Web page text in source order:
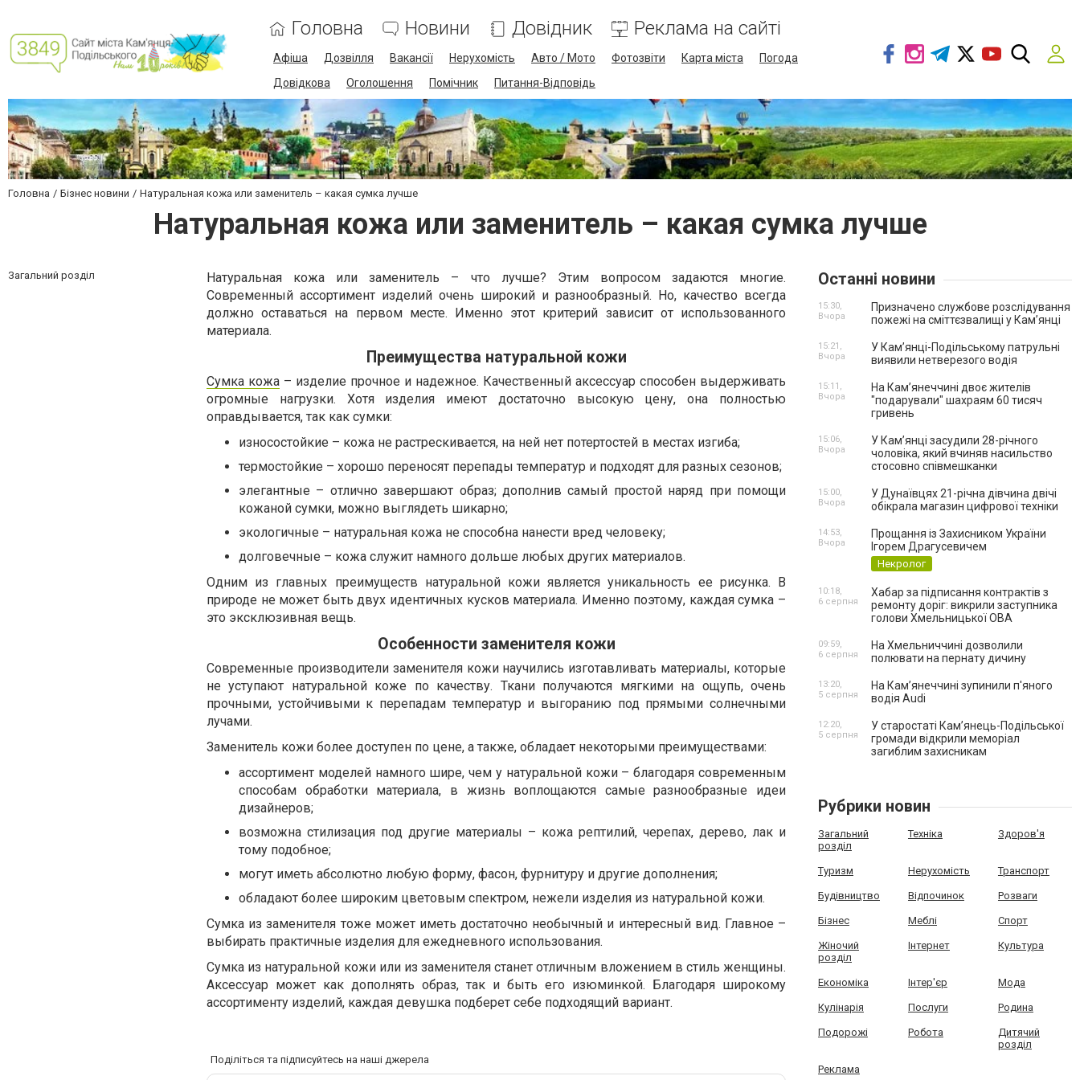
Головна Новини Довідник Реклама на сайті
Афіша Дозвілля Вакансії Нерухомість Авто / Мото Фотозвіти Карта міста
Погода
Довідкова
Оголошення Помічник Питання-Відповідь
Головна Бізнес новини Натуральная кожа или заменитель – какая сумка лучше
Натуральная кожа или заменитель – какая сумка лучше
Загальний розділ
Натуральная кожа или заменитель – что лучше? Этим вопросом задаются многие.
Современный ассортимент изделий очень широкий и разнообразный. Но, качество всегда
должно оставаться на первом месте. Именно этот критерий зависит от использованного
материала.
Преимущества натуральной кожи
Сумка кожа – изделие прочное и надежное. Качественный аксессуар способен выдерживать
огромные нагрузки. Хотя изделия имеют достаточно высокую цену, она полностью
оправдывается, так как сумки:
износостойкие – кожа не растрескивается, на ней нет потертостей в местах изгиба;
термостойкие – хорошо переносят перепады температур и подходят для разных сезонов;
элегантные – отлично завершают образ; дополнив самый простой наряд при помощи
кожаной сумки, можно выглядеть шикарно;
экологичные – натуральная кожа не способна нанести вред человеку;
долговечные – кожа служит намного дольше любых других материалов.
Одним из главных преимуществ натуральной кожи является уникальность ее рисунка. В
природе не может быть двух идентичных кусков материала. Именно поэтому, каждая сумка –
это эксклюзивная вещь.
Особенности заменителя кожи
Современные производители заменителя кожи научились изготавливать материалы, которые
не уступают натуральной коже по качеству. Ткани получаются мягкими на ощупь, очень
прочными, устойчивыми к перепадам температур и выгоранию под прямыми солнечными
лучами.
Заменитель кожи более доступен по цене, а также, обладает некоторыми преимуществами:
ассортимент моделей намного шире, чем у натуральной кожи – благодаря современным
способам обработки материала, в жизнь воплощаются самые разнообразные идеи
дизайнеров;
возможна стилизация под другие материалы – кожа рептилий, черепах, дерево, лак и
тому подобное;
могут иметь абсолютно любую форму, фасон, фурнитуру и другие дополнения;
обладают более широким цветовым спектром, нежели изделия из натуральной кожи.
Сумка из заменителя тоже может иметь достаточно необычный и интересный вид. Главное –
выбирать практичные изделия для ежедневного использования.
Сумка из натуральной кожи или из заменителя станет отличным вложением в стиль женщины.
Аксессуар может как дополнять образ, так и быть его изюминкой. Благодаря широкому
ассортименту изделий, каждая девушка подберет себе подходящий вариант.
Поділіться та підписуйтесь на наші джерела
Останні новини
Призначено службове розслідування
пожежі на сміттєзвалищі у Кам’янці
15:30,
Вчора
У Кам’янці-Подільському патрульні
виявили нетверезого водія
15:21,
Вчора
На Камʼянеччині двоє жителів
"подарували" шахраям 60 тисяч
гривень
15:11,
Вчора
У Камʼянці засудили 28-річного
чоловіка, який вчиняв насильство
стосовно співмешканки
15:06,
Вчора
У Дунаївцях 21-річна дівчина двічі
обікрала магазин цифрової техніки
15:00,
Вчора
Прощання із Захисником України
Ігорем Драгусевичем
Некролог
14:53,
Вчора
Хабар за підписання контрактів з
ремонту доріг: викрили заступника
голови Хмельницької ОВА
10:18,
6 серпня
На Хмельниччині дозволили
полювати на пернату дичину
09:59,
6 серпня
На Камʼянеччині зупинили п'яного
водія Audi
13:20,
5 серпня
У старостаті Кам’янець-Подільської
громади відкрили меморіал
загиблим захисникам
12:20,
5 серпня
Рубрики новин
Загальний
розділ
Техніка Здоров'я
Туризм Нерухомість Транспорт
Будівництво Відпочинок Розваги
Бізнес Меблі Спорт
Жіночий
розділ
Інтернет Культура
Економіка Інтер'єр Мода
Кулінарія Послуги Родина
Подорожі Робота
Дитячий
розділ
Реклама